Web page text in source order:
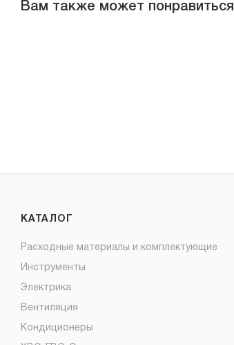
Вам также может понравиться
КАТАЛОГ
Расходные материалы и комплектующие
Инструменты
Электрика
Вентиляция
Кондиционеры